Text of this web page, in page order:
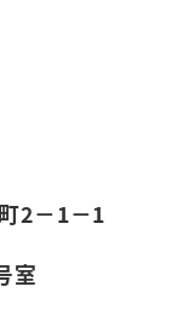
2－1－1
室